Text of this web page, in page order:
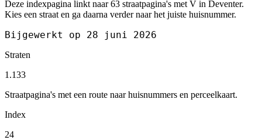
Deze indexpagina linkt naar 63 straatpagina's met V in Deventer.
Kies een straat en ga daarna verder naar het juiste huisnummer.
Bijgewerkt op 28 juni 2026
Straten
1.133
Straatpagina's met een route naar huisnummers en perceelkaart.
Index
24